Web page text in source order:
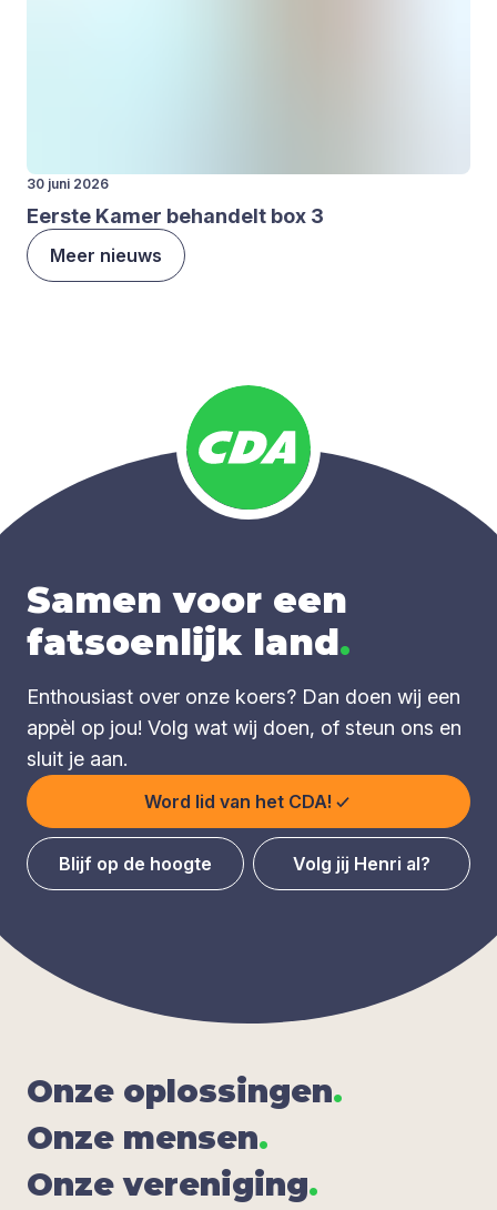
30 juni 2026
Eer­ste Kamer behan­delt box 3
Meer nieuws
Samen voor een
fatsoenlijk land.
Enthousiast over onze koers? Dan doen wij een
appèl op jou! Volg wat wij doen, of steun ons en
sluit je aan.
Word lid van het CDA!
Blijf op de hoogte Volg jij Henri al?
Onze oplos­sin­gen.
Onze men­sen.
Onze ver­e­ni­ging.